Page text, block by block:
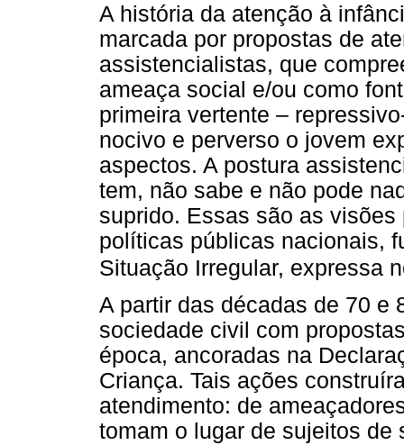
A história da atenção à
marcada por propostas de
assistencialistas, que
ameaça social e/ou como
primeira vertente –
nocivo e perverso o jovem
aspectos. A postura
tem, não sabe e não pode
suprido. Essas são as
políticas públicas nacionais,
Situação Irregular, expressa
A partir das décadas de 70 e
sociedade civil com
época, ancoradas na
Criança. Tais ações
atendimento: de
tomam o lugar de sujeitos de